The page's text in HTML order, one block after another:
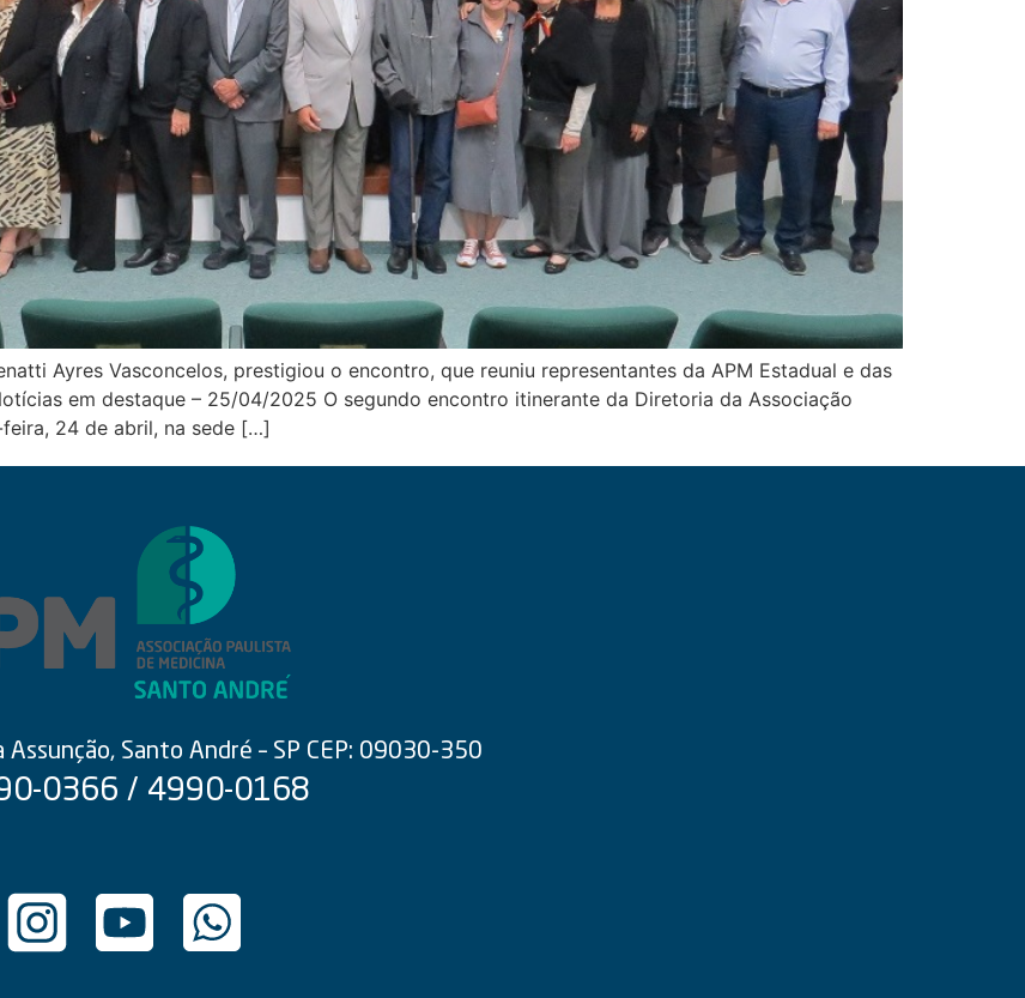
Ayres Vasconcelos, prestigiou o encontro, que reuniu representantes da APM Estadual e das
em destaque – 25/04/2025 O segundo encontro itinerante da Diretoria da Associação
24 de abril, na sede […]
Assunção, Santo André – SP CEP: 09030-350
0366 / 4990-0168